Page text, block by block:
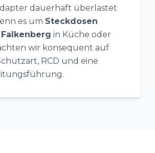
dauerhaft überlastet
es um Steckdosen
in Küche oder
wir konsequent auf
RCD und eine